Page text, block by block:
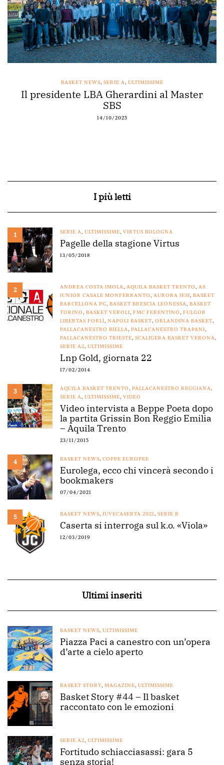
BASKET NEWS, SERIE A, ULTIMISSIME
Il presidente LBA Gherardini al Master
SBS
14/10/2025
I più letti
1 SERIE A, ULTIMISSIME, VIRTUS BOLOGNA
Pagelle della stagione Virtus
13/05/2018
2 ANDREA COSTA IMOLA, AQUILA BASKET TRENTO, AS
JUNIOR CASALE MONFERRANTO, AURORA JESI, BASKET
BARCELLONA PG, BASKET BRESCIA LEONESSA, BASKET
TORINO, BASKET VEROLI, FMC FERENTINO, FULGOR
LIBERTAS FORLÌ, NAPOLI BASKET, ORLANDINA BASKET,
PALLACANESTRO BIELLA, PALLACANESTRO TRAPANI,
PALLACANESTRO TRIESTE, SCALIGERA BASKET VERONA,
SERIE A2, ULTIMISSIME
Lnp Gold, giornata 22
17/02/2014
3 AQUILA BASKET TRENTO, PALLACANESTRO REGGIANA,
SERIE A, ULTIMISSIME, VIDEO
Video intervista a Beppe Poeta dopo
la partita Grissin Bon Reggio Emilia
– Aquila Trento
23/11/2015
4 BASKET NEWS, COPPE EUROPEE
Eurolega, ecco chi vincerà secondo i
bookmakers
07/04/2021
5 BASKET NEWS, JUVECASERTA 2021, SERIE B
Caserta si interroga sul k.o. «Viola»
12/03/2019
Ultimi inseriti
BASKET NEWS, ULTIMISSIME
Piazza Paci a canestro con un’opera
d’arte a cielo aperto
BASKET STORY, MAGAZINE, ULTIMISSIME
Basket Story #44 – Il basket
raccontato con le emozioni
SERIE A2, ULTIMISSIME
Fortitudo schiacciasassi: gara 5
senza storia!